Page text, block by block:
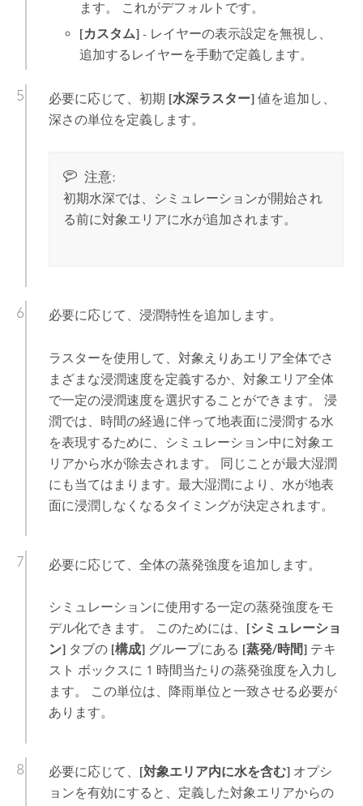
ます。 これがデフォルトです。
[カスタム] - レイヤーの表示設定を無視し、
追加するレイヤーを手動で定義します。
必要に応じて、初期 [水深ラスター]値を追加し、
深さの単位を定義します。
注意:
初期水深では、シミュレーションが開始され
る前に対象エリアに水が追加されます。
必要に応じて、浸潤特性を追加します。
ラスターを使用して、対象えりあエリア全体でさ
まざまな浸潤速度を定義するか、対象エリア全体
で一定の浸潤速度を選択することができます。 浸
潤では、時間の経過に伴って地表面に浸潤する水
を表現するために、シミュレーション中に対象エ
リアから水が除去されます。 同じことが最大湿潤
にも当てはまります。最大湿潤により、水が地表
面に浸潤しなくなるタイミングが決定されます。
必要に応じて、全体の蒸発強度を追加します。
シミュレーションに使用する一定の蒸発強度をモ
デル化できます。 このためには、 [シミュレーショ
ン]タブの [構成]グループにある [蒸発/時間]テキ
スト ボックスに 1 時間当たりの蒸発強度を入力し
ます。 この単位は、降雨単位と一致させる必要が
あります。
必要に応じて、 [対象エリア内に水を含む]オプシ
ョンを有効にすると、定義した対象エリアからの